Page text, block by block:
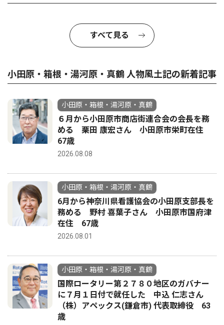
すべて見る
小田原・箱根・湯河原・真鶴 人物風土記の新着記事
小田原・箱根・湯河原・真鶴
６月から小田原市商店街連合会の会長を務
める 栗田 康宏さん 小田原市栄町在住
67歳
2026.08.08
小田原・箱根・湯河原・真鶴
6月から神奈川県看護協会の小田原支部長を
務める 野村 喜葉子さん 小田原市国府津
在住 67歳
2026.08.01
小田原・箱根・湯河原・真鶴
国際ロータリー第２７８０地区のガバナー
に７月１日付で就任した 中込 仁志さん
（株）アペックス(鎌倉市) 代表取締役 63
歳